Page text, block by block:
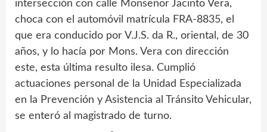
intersección con calle Monseñor Jacinto Vera,
choca con el automóvil matrícula FRA-8835, el
que era conducido por V.J.S. da R., oriental, de 30
años, y lo hacía por Mons. Vera con dirección
este, esta última resulto ilesa. Cumplió
actuaciones personal de la Unidad Especializada
en la Prevención y Asistencia al Tránsito Vehicular,
se enteró al magistrado de turno.